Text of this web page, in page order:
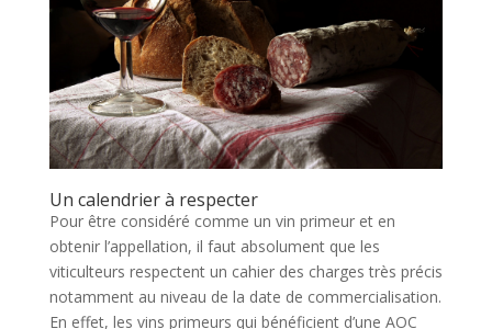
Un calendrier à respecter
Pour être considéré comme un vin primeur et en
obtenir l’appellation, il faut absolument que les
viticulteurs respectent un cahier des charges très précis
notamment au niveau de la date de commercialisation.
En effet, les vins primeurs qui bénéficient d’une AOC